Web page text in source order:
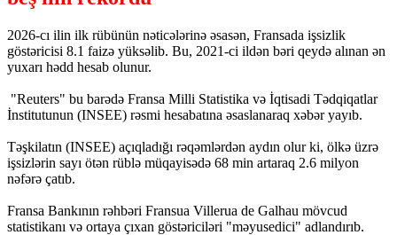
2026-cı ilin ilk rübünün nəticələrinə əsasən, Fransada işsizlik
göstəricisi 8.1 faizə yüksəlib. Bu, 2021-ci ildən bəri qeydə alınan ən
yuxarı hədd hesab olunur.
"Reuters" bu barədə Fransa Milli Statistika və İqtisadi Tədqiqatlar
İnstitutunun (INSEE) rəsmi hesabatına əsaslanaraq xəbər yayıb.
Təşkilatın (INSEE) açıqladığı rəqəmlərdən aydın olur ki, ölkə üzrə
işsizlərin sayı ötən rüblə müqayisədə 68 min artaraq 2.6 milyon
nəfərə çatıb.
Fransa Bankının rəhbəri Fransua Villerua de Galhau mövcud
statistikanı və ortaya çıxan göstəriciləri "məyusedici" adlandırıb.